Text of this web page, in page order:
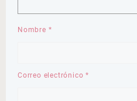
Nombre *
Correo electrónico*